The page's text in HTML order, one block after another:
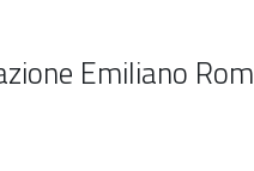
Emiliano